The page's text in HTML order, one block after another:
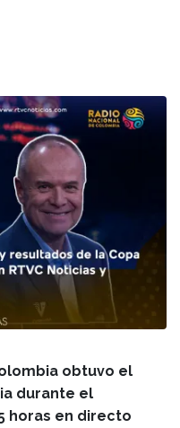
obtuvo el
durante el
horas en directo